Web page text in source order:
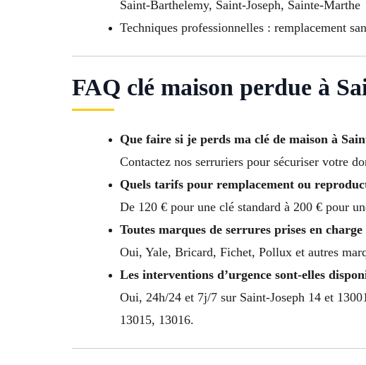
Saint-Barthelemy, Saint-Joseph, Sainte-Marthe
Techniques professionnelles : remplacement
FAQ clé maison perdue à
Que faire si je perds ma clé de maison à
Contactez nos serruriers pour sécuriser votre
Quels tarifs pour remplacement ou
De 120 € pour une clé standard à 200 € pour
Toutes marques de serrures prises en charge
Oui, Yale, Bricard, Fichet, Pollux et autres
Les interventions d’urgence sont-elles
Oui, 24h/24 et 7j/7 sur Saint-Joseph 14 et
13015, 13016.